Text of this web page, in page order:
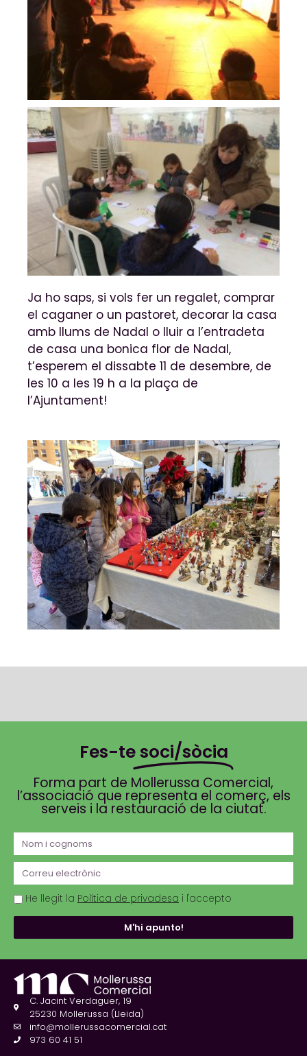
Ja ho saps, si vols fer un regalet, comprar
el caganer o un pastoret, decorar la casa
amb llums de Nadal o lluir a l’entradeta
de casa una bonica flor de Nadal,
t’esperem el dissabte 11 de desembre, de
les 10 a les 19 h a la plaça de
l’Ajuntament!
Fes-tesoci/sòcia
Forma part de Mollerussa Comercial,
l’associació que representa el comerç, els
serveis i la restauració de la ciutat.
He llegit la Política de privadesa i l'accepto
M'hi apunto!
C. Jacint Verdaguer, 19
25230 Mollerussa (Lleida)
info@mollerussacomercial.cat
973 60 41 51